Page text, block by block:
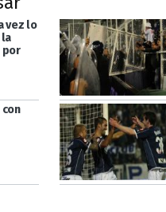
vez lo
por
con